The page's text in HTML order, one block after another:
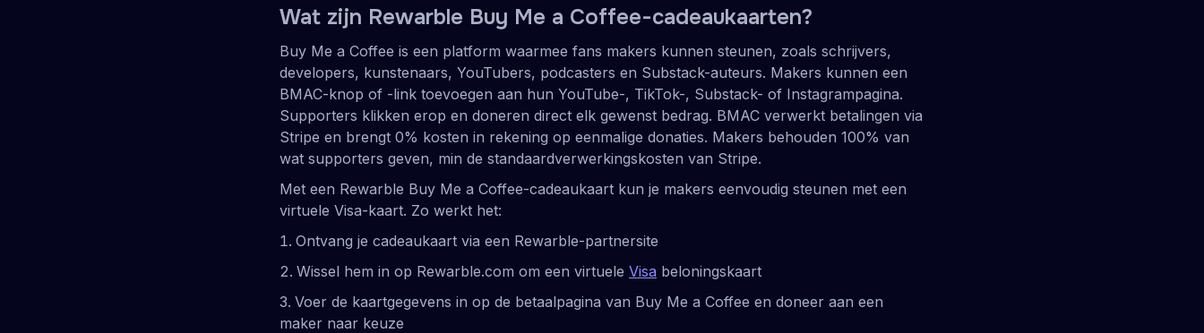
Wat zijn Rewarble Buy Me a Coffee-cadeaukaarten?
Buy Me a Coffee is een platform waarmee fans makers kunnen steunen, zoals schrijvers,
developers, kunstenaars, YouTubers, podcasters en Substack-auteurs. Makers kunnen een
BMAC-knop of -link toevoegen aan hun YouTube-, TikTok-, Substack- of Instagrampagina.
Supporters klikken erop en doneren direct elk gewenst bedrag. BMAC verwerkt betalingen via
Stripe en brengt 0% kosten in rekening op eenmalige donaties. Makers behouden 100% van
wat supporters geven, min de standaardverwerkingskosten van Stripe.
Met een Rewarble Buy Me a Coffee-cadeaukaart kun je makers eenvoudig steunen met een
virtuele Visa-kaart. Zo werkt het:
Ontvang je cadeaukaart via een Rewarble-partnersite
Wissel hem in op Rewarble.com om een virtuele Visa beloningskaart
Voer de kaartgegevens in op de betaalpagina van Buy Me a Coffee en doneer aan een
maker naar keuze